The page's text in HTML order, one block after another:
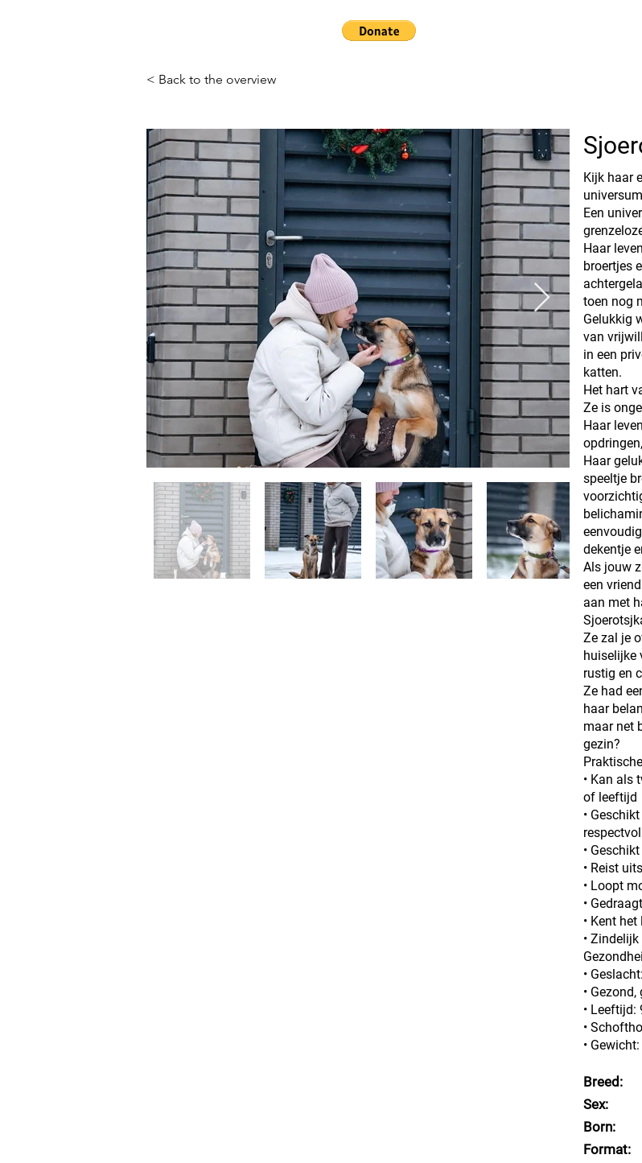
< Back to the overview
Kijk haar
Een
Haar
broertjes
toen nog
Gelukkig
van
in een
katten.
Het hart
Ze is
Haar
Haar
speeltje
dekentje
Als jouw
een
aan met
Ze zal je
huiselijke
rustig en
Ze had
haar
maar net
gezin?
• Kan als
of leeftijd
•
respectvol
•
• Reist
• Loopt
•
• Kent
•
•
•
• Leeftijd:
•
•
Breed:
Sex:
Born:
Format: